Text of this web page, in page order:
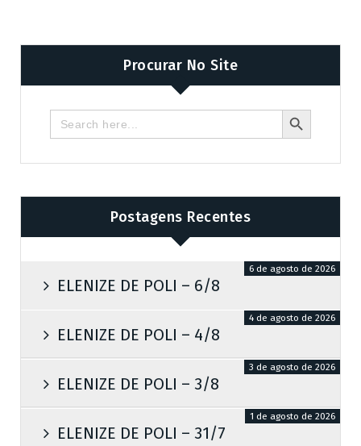
Procurar No Site
Search
for:
Search
Postagens Recentes
ELENIZE DE POLI – 6/8
6 de agosto de 2026
ELENIZE DE POLI – 4/8
4 de agosto de 2026
ELENIZE DE POLI – 3/8
3 de agosto de 2026
ELENIZE DE POLI – 31/7
1 de agosto de 2026